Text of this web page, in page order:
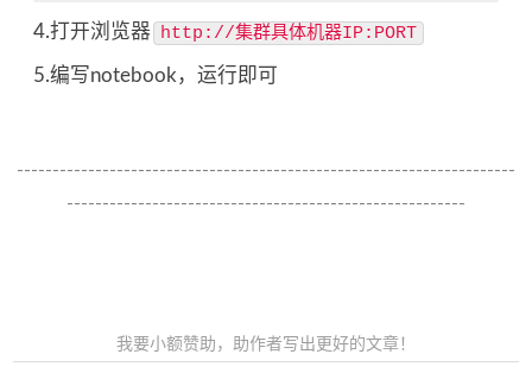
4.打开浏览器 http://集群具体机器IP:PORT
5.编写notebook，运行即可
----------------------------------------------------------------------
--------------------------------------------------------
我要小额赞助，助作者写出更好的文章！